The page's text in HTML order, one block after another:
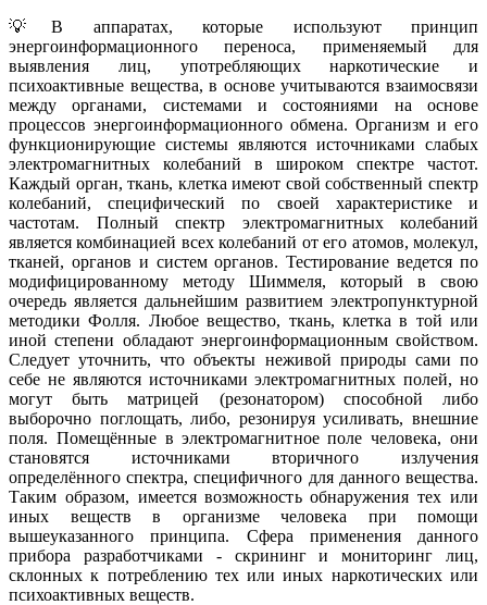
💡В аппаратах, которые используют принцип
энергоинформационного переноса, применяемый для
выявления лиц, употребляющих наркотические и
психоактивные вещества, в основе учитываются взаимосвязи
между органами, системами и состояниями на основе
процессов энергоинформационного обмена. Организм и его
функционирующие системы являются источниками слабых
электромагнитных колебаний в широком спектре частот.
Каждый орган, ткань, клетка имеют свой собственный спектр
колебаний, специфический по своей характеристике и
частотам. Полный спектр электромагнитных колебаний
является комбинацией всех колебаний от его атомов, молекул,
тканей, органов и систем органов. Тестирование ведется по
модифицированному методу Шиммеля, который в свою
очередь является дальнейшим развитием электропунктурной
методики Фолля. Любое вещество, ткань, клетка в той или
иной степени обладают энергоинформационным свойством.
Следует уточнить, что объекты неживой природы сами по
себе не являются источниками электромагнитных полей, но
могут быть матрицей (резонатором) способной либо
выборочно поглощать, либо, резонируя усиливать, внешние
поля. Помещённые в электромагнитное поле человека, они
становятся источниками вторичного излучения
определённого спектра, специфичного для данного вещества.
Таким образом, имеется возможность обнаружения тех или
иных веществ в организме человека при помощи
вышеуказанного принципа. Сфера применения данного
прибора разработчиками - скрининг и мониторинг лиц,
склонных к потреблению тех или иных наркотических или
психоактивных веществ.